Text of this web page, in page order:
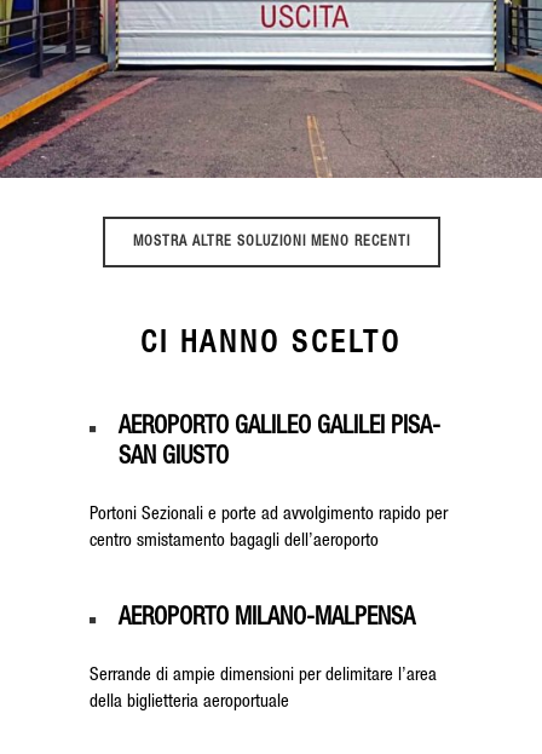
MOSTRA ALTRE SOLUZIONI MENO RECENTI
CI HANNO SCELTO
AEROPORTO GALILEO GALILEI PISA-
SAN GIUSTO
Portoni Sezionali e porte ad avvolgimento rapido per
centro smistamento bagagli dell’aeroporto
AEROPORTO MILANO-MALPENSA
Serrande di ampie dimensioni per delimitare l’area
della biglietteria aeroportuale